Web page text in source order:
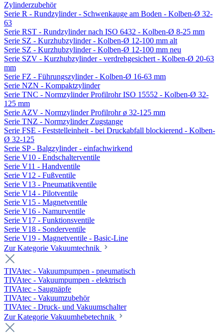
Zylinderzubehör
Serie R - Rundzylinder - Schwenkauge am Boden - Kolben-Ø 32-
63
Serie RST - Rundzylinder nach ISO 6432 - Kolben-Ø 8-25 mm
Serie SZ - Kurzhubzylinder - Kolben-Ø 12-100 mm alt
Serie SZ - Kurzhubzylinder - Kolben-Ø 12-100 mm neu
Serie SZV - Kurzhubzylinder - verdrehgesichert - Kolben-Ø 20-63
mm
Serie FZ - Führungszylinder - Kolben-Ø 16-63 mm
Serie NZN - Kompaktzylinder
Serie TNC - Normzylinder Profilrohr ISO 15552 - Kolben-Ø 32-
125 mm
Serie AZV - Normzylinder Profilrohr ø 32-125 mm
Serie TNZ - Normzylinder Zugstange
Serie FSE - Feststelleinheit - bei Druckabfall blockierend - Kolben-
Ø 32-125
Serie SP - Balgzylinder - einfachwirkend
Serie V10 - Endschalterventile
Serie V11 - Handventile
Serie V12 - Fußventile
Serie V13 - Pneumatikventile
Serie V14 - Pilotventile
Serie V15 - Magnetventile
Serie V16 - Namurventile
Serie V17 - Funktionsventile
Serie V18 - Sonderventile
Serie V19 - Magnetventile - Basic-Line
Zur Kategorie Vakuumtechnik
TIVAtec - Vakuumpumpen - pneumatisch
TIVAtec - Vakuumpumpen - elektrisch
TIVAtec - Saugnäpfe
TIVAtec - Vakuumzubehör
TIVAtec - Druck- und Vakuumschalter
Zur Kategorie Vakuumhebetechnik